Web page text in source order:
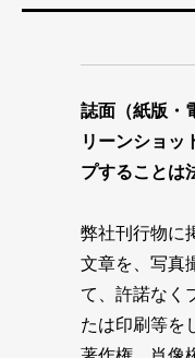
誌面（紙版・
リーンショッ
プすることは
弊社刊行物に
文章を、写真
て、許諾なく
たは印刷等を